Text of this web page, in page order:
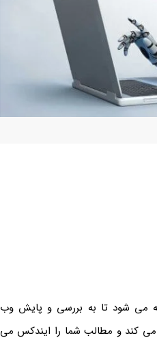
می شود تا به بررسی و پایش وب
کند و مطالب شما را ایندکس می